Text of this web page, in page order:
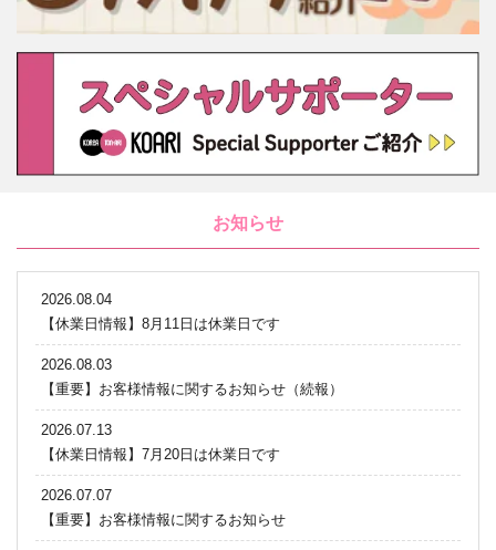
お知らせ
2026.08.04
【休業日情報】8月11日は休業日です
2026.08.03
【重要】お客様情報に関するお知らせ（続報）
2026.07.13
【休業日情報】7月20日は休業日です
2026.07.07
【重要】お客様情報に関するお知らせ